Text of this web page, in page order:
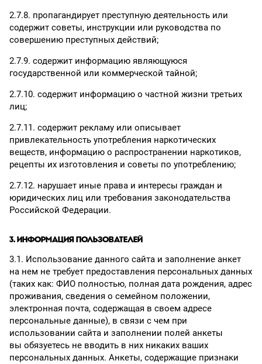
2.7.8. пропагандирует преступную деятельность или
содержит советы, инструкции или руководства по
совершению преступных действий;
2.7.9. содержит информацию являющуюся
государственной или коммерческой тайной;
2.7.10. содержит информацию о частной жизни третьих
лиц;
2.7.11. содержит рекламу или описывает
привлекательность употребления наркотических
веществ, информацию о распространении наркотиков,
рецепты их изготовления и советы по употреблению;
2.7.12. нарушает иные права и интересы граждан и
юридических лиц или требования законодательства
Российской Федерации.
3. ИНФОРМАЦИЯ ПОЛЬЗОВАТЕЛЕЙ
3.1. Использование данного сайта и заполнение анкет
на нем не требует предоставления персональных данных
(таких как: ФИО полностью, полная дата рождения, адрес
проживания, сведения о семейном положении,
электронная почта, содержащая в своем адресе
персональные данные), в связи с чем при
использовании сайта и заполнении полей анкеты
вы обязуетесь не вводить в них никаких ваших
персональных данных. Анкеты, содержащие признаки